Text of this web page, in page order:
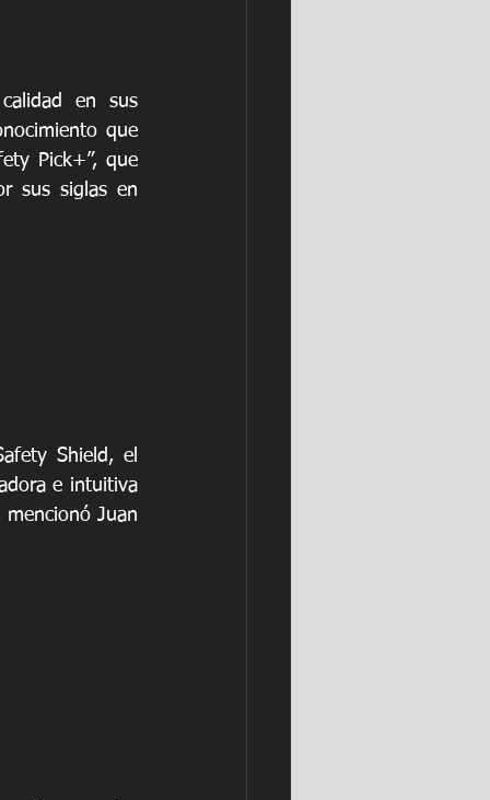
en sus
que
Pick+”, que
sus siglas en
Shield, el
e intuitiva
mencionó Juan